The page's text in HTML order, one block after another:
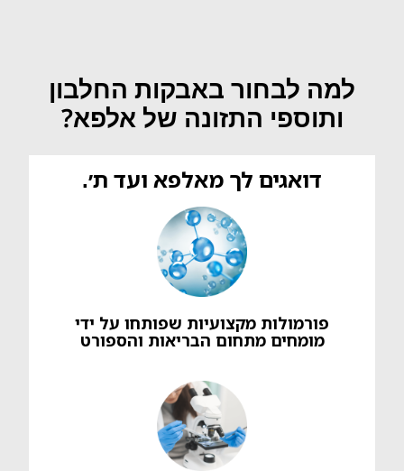
למה לבחור באבקות החלבון
ותוספי התזונה של אלפא?
דואגים לך מאלפא ועד ת׳.
פורמולות מקצועיות שפותחו על ידי
מומחים מתחום הבריאות והספורט